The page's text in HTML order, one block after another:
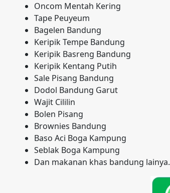
Oncom Mentah Kering
Tape Peuyeum
Bagelen Bandung
Keripik Tempe Bandung
Keripik Basreng Bandung
Keripik Kentang Putih
Sale Pisang Bandung
Dodol Bandung Garut
Wajit Cililin
Bolen Pisang
Brownies Bandung
Baso Aci Boga Kampung
Seblak Boga Kampung
Dan makanan khas bandung lainya.